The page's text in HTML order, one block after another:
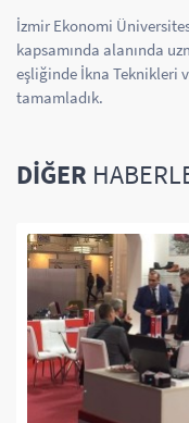
İzmir Ekonomi
kapsamında alanında
eşliğinde İkna Teknikleri
tamamladık.
DIĞER